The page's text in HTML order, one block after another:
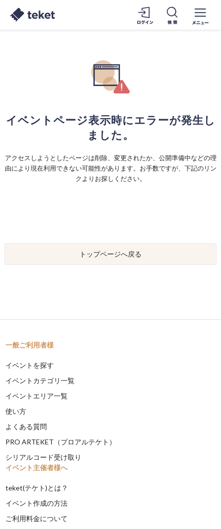
イベントページ表示時にエラーが発生し
ました。
アクセスしようとしたページは削除、変更されたか、公開準備中などの理
由により現在利用できない可能性があります。お手数ですが、下記のリン
クよりお探しください。
トップページへ戻る
一般ご利用者様
イベントを探す
イベントカテゴリ一覧
イベントエリア一覧
使い方
よくある質問
PRO ARTEKET（プロアルテケト）
シリアルコード受け取り
イベント主催者様へ
teket(テケト)とは？
イベント作成の方法
ご利用料金について